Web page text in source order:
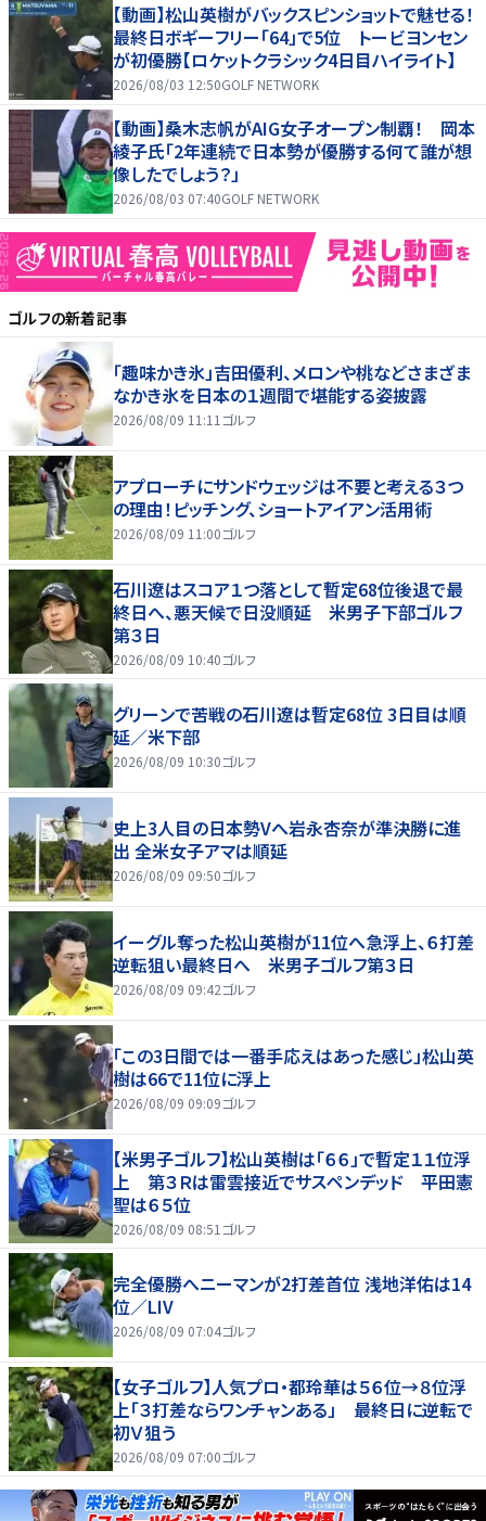
【動画】松山英樹がバックスピンショットで魅せる！
最終日ボギーフリー「64」で5位 トービヨンセン
が初優勝【ロケットクラシック4日目ハイライト】
2026/08/03 12:50GOLF NETWORK
【動画】桑木志帆がAIG女子オープン制覇！ 岡本
綾子氏「2年連続で日本勢が優勝する何て誰が想
像したでしょう？」
2026/08/03 07:40GOLF NETWORK
ゴルフの新着記事
「趣味かき氷」吉田優利、メロンや桃などさまざま
なかき氷を日本の１週間で堪能する姿披露
2026/08/09 11:11 ゴルフ
アプローチにサンドウェッジは不要と考える３つ
の理由！ピッチング、ショートアイアン活用術
2026/08/09 11:00ゴルフ
石川遼はスコア１つ落として暫定68位後退で最
終日へ、悪天候で日没順延 米男子下部ゴルフ
第３日
2026/08/09 10:40ゴルフ
グリーンで苦戦の石川遼は暫定68位 3日目は順
延／米下部
2026/08/09 10:30ゴルフ
史上3人目の日本勢Vへ岩永杏奈が準決勝に進
出 全米女子アマは順延
2026/08/09 09:50ゴルフ
イーグル奪った松山英樹が11位へ急浮上、６打差
逆転狙い最終日へ 米男子ゴルフ第３日
2026/08/09 09:42ゴルフ
「この3日間では一番手応えはあった感じ」松山英
樹は66で11位に浮上
2026/08/09 09:09ゴルフ
【米男子ゴルフ】松山英樹は「６６」で暫定１１位浮
上 第３Ｒは雷雲接近でサスペンデッド 平田憲
聖は６５位
2026/08/09 08:51 ゴルフ
完全優勝へニーマンが2打差首位 浅地洋佑は14
位／LIV
2026/08/09 07:04ゴルフ
【女子ゴルフ】人気プロ・都玲華は５６位→８位浮
上「３打差ならワンチャンある」 最終日に逆転で
初Ｖ狙う
2026/08/09 07:00ゴルフ